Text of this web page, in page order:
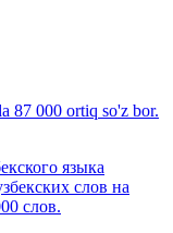
87 000 ortiq so'z bor.
языка
слов на
слов.